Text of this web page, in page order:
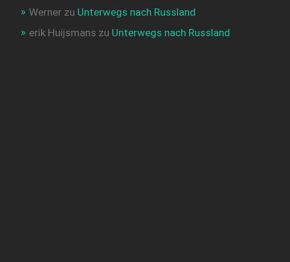
Wernerzu Unterwegs nach Russland
erik Huijsmans zu Unterwegs nach Russland